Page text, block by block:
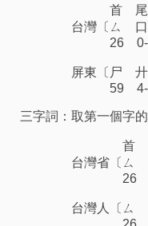
首 尾
台灣〔ㄙ 口
26 0-
屏東〔尸 廾
59 4-
三字詞：取第一個字的
首 尾
台灣省〔ㄙ 口
26 0-
台灣人〔ㄙ 口